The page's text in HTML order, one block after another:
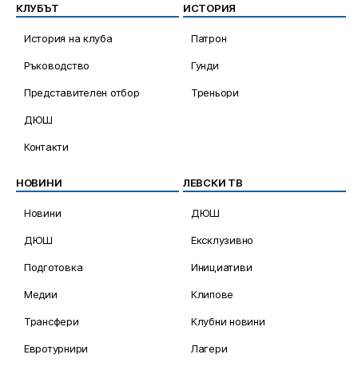
КЛУБЪТ
История на клуба
Ръководство
Представителен отбор
ДЮШ
Контакти
ИСТОРИЯ
Патрон
Гунди
Треньори
НОВИНИ
Новини
ДЮШ
Подготовка
Медии
Трансфери
Евротурнири
ЛЕВСКИ ТВ
ДЮШ
Ексклузивно
Инициативи
Клипове
Клубни новини
Лагери